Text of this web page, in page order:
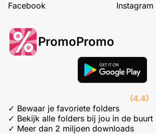
Facebook
Instagram
PromoPromo
(4.4)
✓ Bewaar je favoriete folders
✓ Bekijk alle folders bij jou in de buurt
✓ Meer dan 2 miljoen downloads